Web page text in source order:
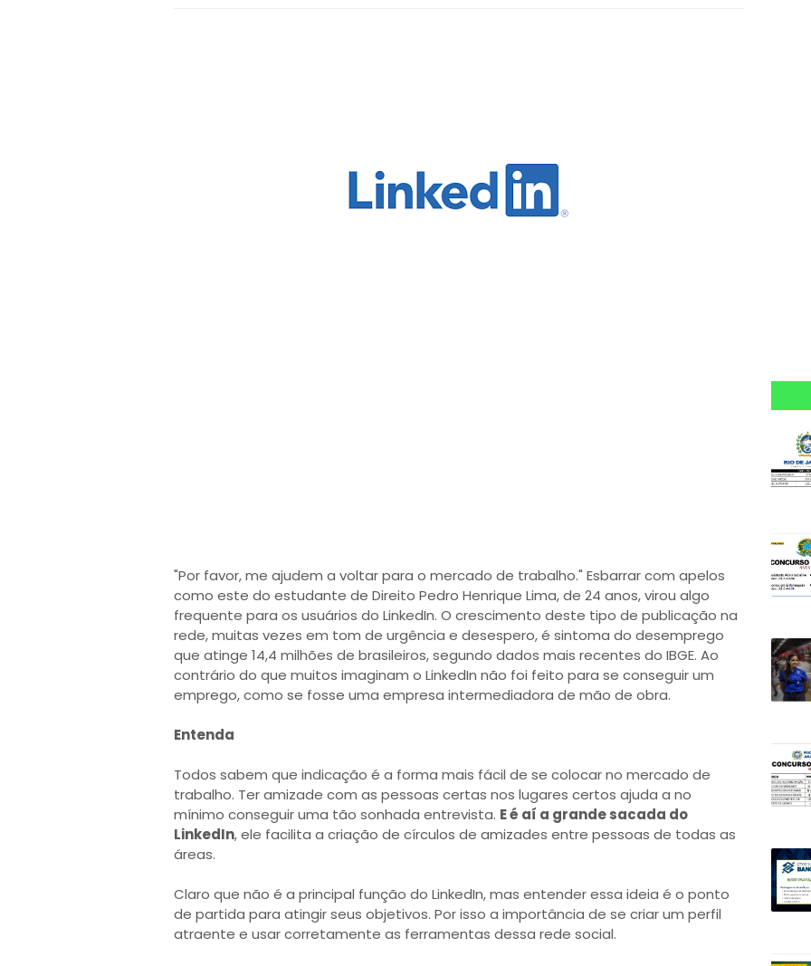
"Por favor, me ajudem a voltar para o mercado de trabalho." Esbarrar com apelos
como este do estudante de Direito Pedro Henrique Lima, de 24 anos, virou algo
frequente para os usuários do LinkedIn. O crescimento deste tipo de publicação na
rede, muitas vezes em tom de urgência e desespero, é sintoma do desemprego
que atinge 14,4 milhões de brasileiros, segundo dados mais recentes do IBGE. Ao
contrário do que muitos imaginam o LinkedIn não foi feito para se conseguir um
emprego, como se fosse uma empresa intermediadora de mão de obra.
Entenda
Todos sabem que indicação é a forma mais fácil de se colocar no mercado de
trabalho. Ter amizade com as pessoas certas nos lugares certos ajuda a no
mínimo conseguir uma tão sonhada entrevista. E é aí a grande sacada do
LinkedIn, ele facilita a criação de círculos de amizades entre pessoas de todas as
áreas.
Claro que não é a principal função do LinkedIn, mas entender essa ideia é o ponto
de partida para atingir seus objetivos. Por isso a importância de se criar um perfil
atraente e usar corretamente as ferramentas dessa rede social.